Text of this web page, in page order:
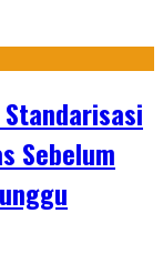
Sebelum